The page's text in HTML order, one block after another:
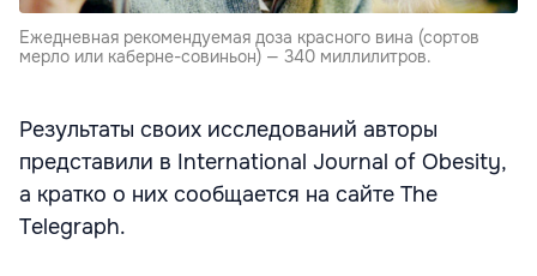
Ежедневная рекомендуемая доза красного вина (сортов
мерло или каберне-совиньон) — 340 миллилитров.
Результаты своих исследований авторы
представили в International Journal of Obesity,
а кратко о них сообщается на сайте The
Telegraph.